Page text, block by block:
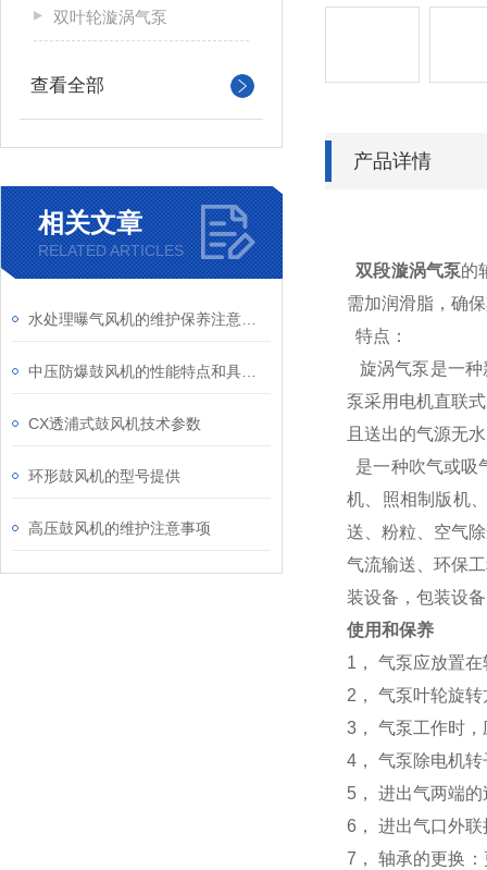
双叶轮漩涡气泵
查看全部
相关文章
RELATED ARTICLES
CX透浦式鼓风机技术参数
环形鼓风机的型号提供
高压鼓风机的维护注意事项
产品详情
双段漩涡气泵的
需加润滑脂，确
特点：
旋涡气泵是一种
泵采用电机直联
且送出的气源无
是一种吹气或吸
机、照相制版机
送、粉粒、空气
气流输送、环保
装设备，包装设
使用和保养
1， 气泵应放置
2， 气泵叶轮旋
3， 气泵工作时
4， 气泵除电机
5， 进出气两端
6， 进出气口外
7， 轴承的更换